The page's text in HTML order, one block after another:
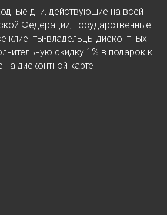
дни, действующие на всей
Федерации, государственные
клиенты-владельцы дисконтных
скидку 1% в подарок к
на дисконтной карте